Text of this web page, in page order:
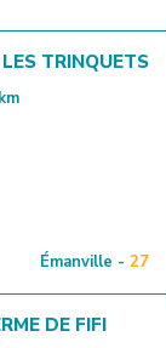
TRINQUETS
km
Émanville - 27
DE FIFI